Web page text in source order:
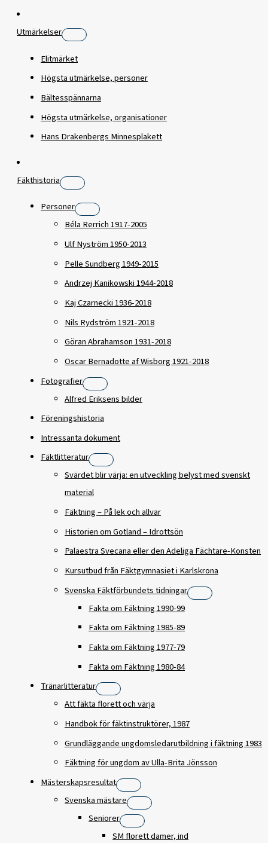
Utmärkelser
Elitmärket
Högsta utmärkelse, personer
Bältesspännarna
Högsta utmärkelse, organisationer
Hans Drakenbergs Minnesplakett
Fäkthistoria
Personer
Béla Rerrich 1917-2005
Ulf Nyström 1950-2013
Pelle Sundberg 1949-2015
Andrzej Kanikowski 1944-2018
Kaj Czarnecki 1936-2018
Nils Rydström 1921-2018
Göran Abrahamson 1931-2018
Oscar Bernadotte af Wisborg 1921-2018
Fotografier
Alfred Eriksens bilder
Föreningshistoria
Intressanta dokument
Fäktlitteratur
Svärdet blir värja: en utveckling belyst med svenskt
material
Fäktning – På lek och allvar
Historien om Gotland – Idrottsön
Palaestra Svecana eller den Adeliga Fächtare-Konsten
Kursutbud från Fäktgymnasiet i Karlskrona
Svenska Fäktförbundets tidningar
Fakta om Fäktning 1990-99
Fakta om Fäktning 1985-89
Fakta om Fäktning 1977-79
Fakta om Fäktning 1980-84
Tränarlitteratur
Att fäkta florett och värja
Handbok för fäktinstruktörer, 1987
Grundläggande ungdomsledarutbildning i fäktning 1983
Fäktning för ungdom av Ulla-Brita Jönsson
Mästerskapsresultat
Svenska mästare
Seniorer
SM florett damer, ind